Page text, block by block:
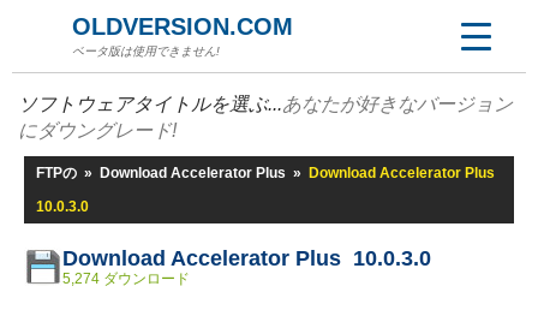
OLDVERSION.COM
ベータ版は使用できません!
ソフトウェアタイトルを選ぶ...あなたが好きなバージョン
にダウングレード!
FTPの » Download Accelerator Plus »
Download Accelerator Plus
10.0.3.0
Download Accelerator Plus 10.0.3.0
5,274 ダウンロード